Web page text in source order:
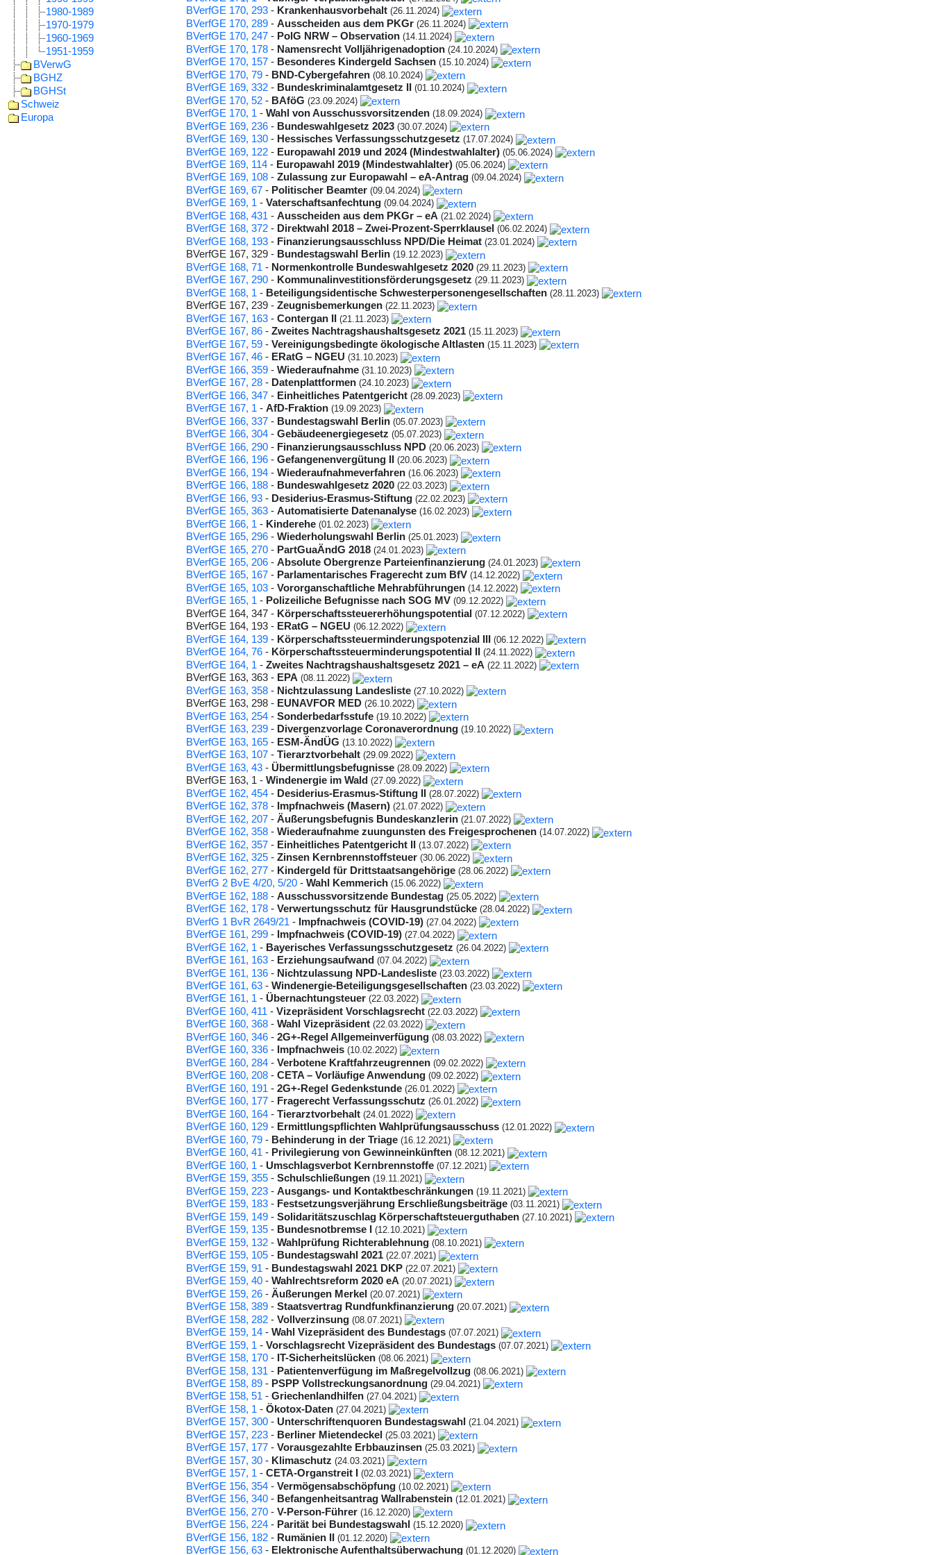
1980-1989
1970-1979
1960-1969
1951-1959
BVerwG
BGHZ
BGHSt
Schweiz
Europa
BVerfGE 170, 293 - Krankenhausvorbehalt (26.11.2024)
BVerfGE 170, 289 - Ausscheiden aus dem PKGr (26.11.2024)
BVerfGE 170, 247 - PolG NRW – Observation (14.11.2024)
BVerfGE 170, 178 - Namensrecht Volljährigenadoption (24.10.2024)
BVerfGE 170, 157 - Besonderes Kindergeld Sachsen (15.10.2024)
BVerfGE 170, 79 - BND-Cybergefahren (08.10.2024)
BVerfGE 169, 332 - Bundeskriminalamtgesetz II (01.10.2024)
BVerfGE 170, 52 - BAföG (23.09.2024)
BVerfGE 170, 1 - Wahl von Ausschussvorsitzenden (18.09.2024)
BVerfGE 169, 236 - Bundeswahlgesetz 2023 (30.07.2024)
BVerfGE 169, 130 - Hessisches Verfassungsschutzgesetz (17.07.2024)
BVerfGE 169, 122 - Europawahl 2019 und 2024 (Mindestwahlalter) (05.06.2024)
BVerfGE 169, 114 - Europawahl 2019 (Mindestwahlalter) (05.06.2024)
BVerfGE 169, 108 - Zulassung zur Europawahl – eA-Antrag (09.04.2024)
BVerfGE 169, 67 - Politischer Beamter (09.04.2024)
BVerfGE 169, 1 - Vaterschaftsanfechtung (09.04.2024)
BVerfGE 168, 431 - Ausscheiden aus dem PKGr – eA (21.02.2024)
BVerfGE 168, 372 - Direktwahl 2018 – Zwei-Prozent-Sperrklausel (06.02.2024)
BVerfGE 168, 193 - Finanzierungsausschluss NPD/Die Heimat (23.01.2024)
BVerfGE 167, 329 - Bundestagswahl Berlin (19.12.2023)
BVerfGE 168, 71 - Normenkontrolle Bundeswahlgesetz 2020 (29.11.2023)
BVerfGE 167, 290 - Kommunalinvestitionsförderungsgesetz (29.11.2023)
BVerfGE 168, 1 - Beteiligungsidentische Schwesterpersonengesellschaften (28.11.2023)
BVerfGE 167, 239 - Zeugnisbemerkungen (22.11.2023)
BVerfGE 167, 163 - Contergan II (21.11.2023)
BVerfGE 167, 86 - Zweites Nachtragshaushaltsgesetz 2021 (15.11.2023)
BVerfGE 167, 59 - Vereinigungsbedingte ökologische Altlasten (15.11.2023)
BVerfGE 167, 46 - ERatG – NGEU (31.10.2023)
BVerfGE 166, 359 - Wiederaufnahme (31.10.2023)
BVerfGE 167, 28 - Datenplattformen (24.10.2023)
BVerfGE 166, 347 - Einheitliches Patentgericht (28.09.2023)
BVerfGE 167, 1 - AfD-Fraktion (19.09.2023)
BVerfGE 166, 337 - Bundestagswahl Berlin (05.07.2023)
BVerfGE 166, 304 - Gebäudeenergiegesetz (05.07.2023)
BVerfGE 166, 290 - Finanzierungsausschluss NPD (20.06.2023)
BVerfGE 166, 196 - Gefangenenvergütung II (20.06.2023)
BVerfGE 166, 194 - Wiederaufnahmeverfahren (16.06.2023)
BVerfGE 166, 188 - Bundeswahlgesetz 2020 (22.03.2023)
BVerfGE 166, 93 - Desiderius-Erasmus-Stiftung (22.02.2023)
BVerfGE 165, 363 - Automatisierte Datenanalyse (16.02.2023)
BVerfGE 166, 1 - Kinderehe (01.02.2023)
BVerfGE 165, 296 - Wiederholungswahl Berlin (25.01.2023)
BVerfGE 165, 270 - PartGuaÄndG 2018 (24.01.2023)
BVerfGE 165, 206 - Absolute Obergrenze Parteienfinanzierung (24.01.2023)
BVerfGE 165, 167 - Parlamentarisches Fragerecht zum BfV (14.12.2022)
BVerfGE 165, 103 - Vororganschaftliche Mehrabführungen (14.12.2022)
BVerfGE 165, 1 - Polizeiliche Befugnisse nach SOG MV (09.12.2022)
BVerfGE 164, 347 - Körperschaftssteuererhöhungspotential (07.12.2022)
BVerfGE 164, 193 - ERatG – NGEU (06.12.2022)
BVerfGE 164, 139 - Körperschaftssteuerminderungspotenzial III (06.12.2022)
BVerfGE 164, 76 - Körperschaftssteuerminderungspotential II (24.11.2022)
BVerfGE 164, 1 - Zweites Nachtragshaushaltsgesetz 2021 – eA (22.11.2022)
BVerfGE 163, 363 - EPA (08.11.2022)
BVerfGE 163, 358 - Nichtzulassung Landesliste (27.10.2022)
BVerfGE 163, 298 - EUNAVFOR MED (26.10.2022)
BVerfGE 163, 254 - Sonderbedarfsstufe (19.10.2022)
BVerfGE 163, 239 - Divergenzvorlage Coronaverordnung (19.10.2022)
BVerfGE 163, 165 - ESM-ÄndÜG (13.10.2022)
BVerfGE 163, 107 - Tierarztvorbehalt (29.09.2022)
BVerfGE 163, 43 - Übermittlungsbefugnisse (28.09.2022)
BVerfGE 163, 1 - Windenergie im Wald (27.09.2022)
BVerfGE 162, 454 - Desiderius-Erasmus-Stiftung II (28.07.2022)
BVerfGE 162, 378 - Impfnachweis (Masern) (21.07.2022)
BVerfGE 162, 207 - Äußerungsbefugnis Bundeskanzlerin (21.07.2022)
BVerfGE 162, 358 - Wiederaufnahme zuungunsten des Freigesprochenen (14.07.2022)
BVerfGE 162, 357 - Einheitliches Patentgericht II (13.07.2022)
BVerfGE 162, 325 - Zinsen Kernbrennstoffsteuer (30.06.2022)
BVerfGE 162, 277 - Kindergeld für Drittstaatsangehörige (28.06.2022)
BVerfG 2 BvE 4/20, 5/20 - Wahl Kemmerich (15.06.2022)
BVerfGE 162, 188 - Ausschussvorsitzende Bundestag (25.05.2022)
BVerfGE 162, 178 - Verwertungsschutz für Hausgrundstücke (28.04.2022)
BVerfG 1 BvR 2649/21 - Impfnachweis (COVID-19) (27.04.2022)
BVerfGE 161, 299 - Impfnachweis (COVID-19) (27.04.2022)
BVerfGE 162, 1 - Bayerisches Verfassungsschutzgesetz (26.04.2022)
BVerfGE 161, 163 - Erziehungsaufwand (07.04.2022)
BVerfGE 161, 136 - Nichtzulassung NPD-Landesliste (23.03.2022)
BVerfGE 161, 63 - Windenergie-Beteiligungsgesellschaften (23.03.2022)
BVerfGE 161, 1 - Übernachtungsteuer (22.03.2022)
BVerfGE 160, 411 - Vizepräsident Vorschlagsrecht (22.03.2022)
BVerfGE 160, 368 - Wahl Vizepräsident (22.03.2022)
BVerfGE 160, 346 - 2G+-Regel Allgemeinverfügung (08.03.2022)
BVerfGE 160, 336 - Impfnachweis (10.02.2022)
BVerfGE 160, 284 - Verbotene Kraftfahrzeugrennen (09.02.2022)
BVerfGE 160, 208 - CETA – Vorläufige Anwendung (09.02.2022)
BVerfGE 160, 191 - 2G+-Regel Gedenkstunde (26.01.2022)
BVerfGE 160, 177 - Fragerecht Verfassungsschutz (26.01.2022)
BVerfGE 160, 164 - Tierarztvorbehalt (24.01.2022)
BVerfGE 160, 129 - Ermittlungspflichten Wahlprüfungsausschuss (12.01.2022)
BVerfGE 160, 79 - Behinderung in der Triage (16.12.2021)
BVerfGE 160, 41 - Privilegierung von Gewinneinkünften (08.12.2021)
BVerfGE 160, 1 - Umschlagsverbot Kernbrennstoffe (07.12.2021)
BVerfGE 159, 355 - Schulschließungen (19.11.2021)
BVerfGE 159, 223 - Ausgangs- und Kontaktbeschränkungen (19.11.2021)
BVerfGE 159, 183 - Festsetzungsverjährung Erschließungsbeiträge (03.11.2021)
BVerfGE 159, 149 - Solidaritätszuschlag Körperschaftsteuerguthaben (27.10.2021)
BVerfGE 159, 135 - Bundesnotbremse I (12.10.2021)
BVerfGE 159, 132 - Wahlprüfung Richterablehnung (08.10.2021)
BVerfGE 159, 105 - Bundestagswahl 2021 (22.07.2021)
BVerfGE 159, 91 - Bundestagswahl 2021 DKP (22.07.2021)
BVerfGE 159, 40 - Wahlrechtsreform 2020 eA (20.07.2021)
BVerfGE 159, 26 - Äußerungen Merkel (20.07.2021)
BVerfGE 158, 389 - Staatsvertrag Rundfunkfinanzierung (20.07.2021)
BVerfGE 158, 282 - Vollverzinsung (08.07.2021)
BVerfGE 159, 14 - Wahl Vizepräsident des Bundestags (07.07.2021)
BVerfGE 159, 1 - Vorschlagsrecht Vizepräsident des Bundestags (07.07.2021)
BVerfGE 158, 170 - IT-Sicherheitslücken (08.06.2021)
BVerfGE 158, 131 - Patientenverfügung im Maßregelvollzug (08.06.2021)
BVerfGE 158, 89 - PSPP Vollstreckungsanordnung (29.04.2021)
BVerfGE 158, 51 - Griechenlandhilfen (27.04.2021)
BVerfGE 158, 1 - Ökotox-Daten (27.04.2021)
BVerfGE 157, 300 - Unterschriftenquoren Bundestagswahl (21.04.2021)
BVerfGE 157, 223 - Berliner Mietendeckel (25.03.2021)
BVerfGE 157, 177 - Vorausgezahlte Erbbauzinsen (25.03.2021)
BVerfGE 157, 30 - Klimaschutz (24.03.2021)
BVerfGE 157, 1 - CETA-Organstreit I (02.03.2021)
BVerfGE 156, 354 - Vermögensabschöpfung (10.02.2021)
BVerfGE 156, 340 - Befangenheitsantrag Wallrabenstein (12.01.2021)
BVerfGE 156, 270 - V-Person-Führer (16.12.2020)
BVerfGE 156, 224 - Parität bei Bundestagswahl (15.12.2020)
BVerfGE 156, 182 - Rumänien II (01.12.2020)
BVerfGE 156, 63 - Elektronische Aufenthaltsüberwachung (01.12.2020)